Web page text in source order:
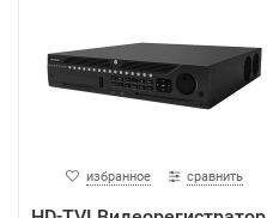
избранное сравнить